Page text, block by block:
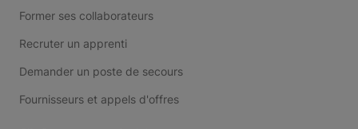
Former ses collaborateurs
Recruter un apprenti
Demander un poste de secours
Fournisseurs et appels d'offres